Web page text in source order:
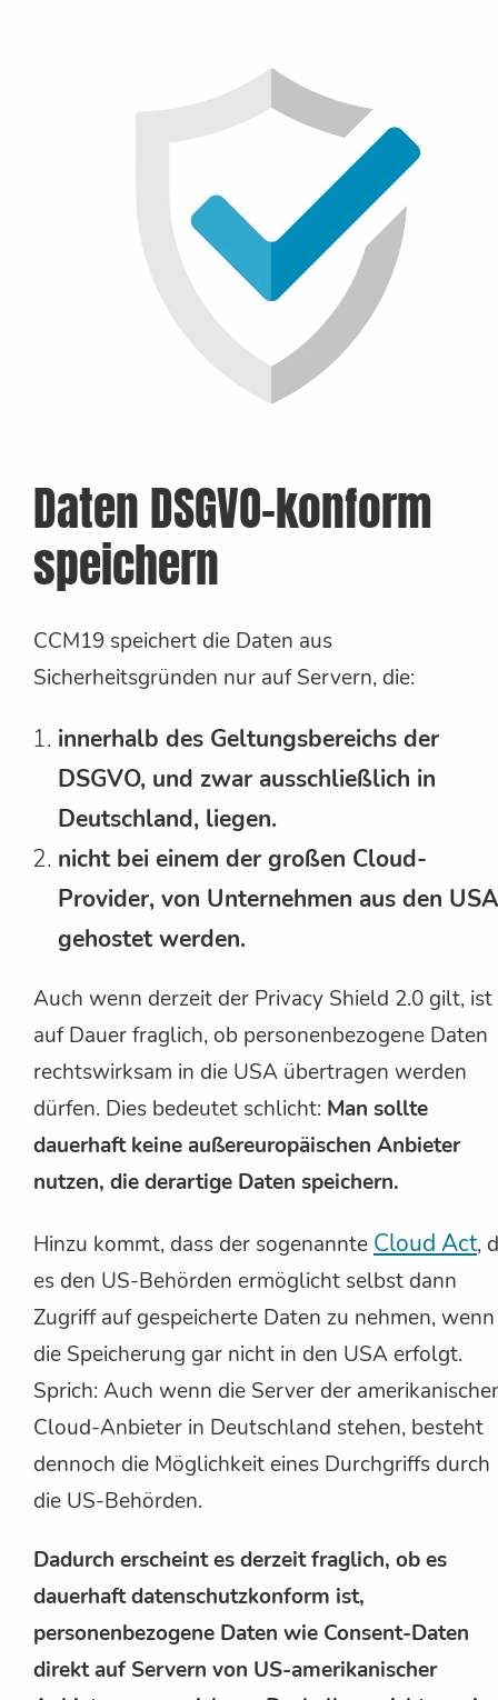
Daten DSGVO-konform
speichern
CCM19 speichert die Daten aus
Sicherheitsgründen nur auf Servern, die:
innerhalb des Geltungsbereichs der
DSGVO, und zwar ausschließlich in
Deutschland, liegen.
nicht bei einem der großen Cloud-
Provider, von Unternehmen aus den
gehostet werden.
Auch wenn derzeit der Privacy Shield 2.0 gilt, ist
auf Dauer fraglich, ob personenbezogene Daten
rechtswirksam in die USA übertragen werden
dürfen. Dies bedeutet schlicht: Man sollte
dauerhaft keine außereuropäischen Anbieter
nutzen, die derartige Daten speichern.
Hinzu kommt, dass der sogenannte Cloud Act,
es den US-Behörden ermöglicht selbst dann
Zugriff auf gespeicherte Daten zu nehmen, wenn
die Speicherung gar nicht in den USA erfolgt.
Sprich: Auch wenn die Server der
Cloud-Anbieter in Deutschland stehen, besteht
dennoch die Möglichkeit eines Durchgriffs durch
die US-Behörden.
Dadurch erscheint es derzeit fraglich, ob es
dauerhaft datenschutzkonform ist,
personenbezogene Daten wie Consent-Daten
direkt auf Servern von US-amerikanischer